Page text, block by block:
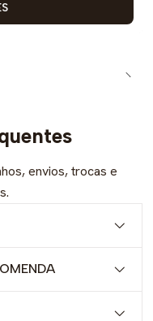
envios, trocas e